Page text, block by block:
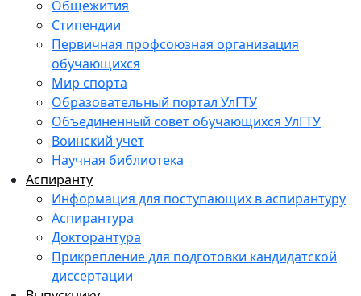
Общежития
Стипендии
Первичная профсоюзная организация
обучающихся
Мир спорта
Образовательный портал УлГТУ
Объединенный совет обучающихся УлГТУ
Воинский учет
Научная библиотека
Аспиранту
Информация для поступающих в аспирантуру
Аспирантура
Докторантура
Прикрепление для подготовки кандидатской
диссертации